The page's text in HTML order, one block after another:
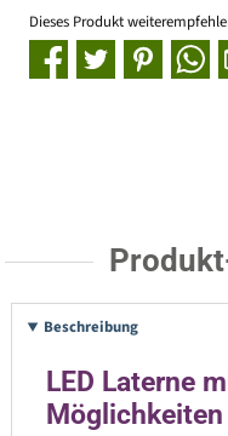
Dieses Produkt
Beschreibung
LED Laterne